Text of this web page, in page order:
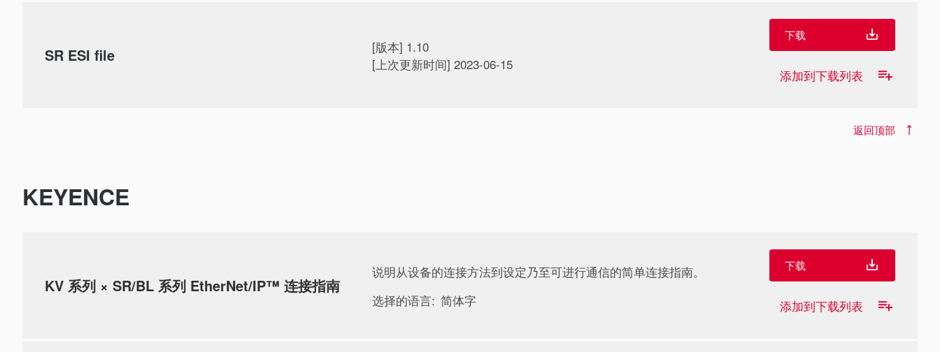
SR ESI file
[版本] 1.10
[上次更新时间] 2023-06-15
下载
添加到下载列表
返回顶部
KEYENCE
KV 系列 × SR/BL 系列 EtherNet/IP™ 连接指南
说明从设备的连接方法到设定乃至可进行通信的简单连接指南。
选择的语言: 简体字
下载
添加到下载列表